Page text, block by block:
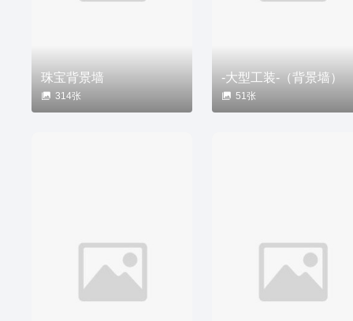
珠宝背景墙
314张
-大型工装-（背景墙）
51张